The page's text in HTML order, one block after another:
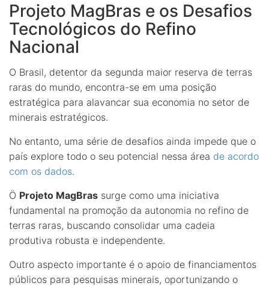
Projeto MagBras e os Desafios
Tecnológicos do Refino
Nacional
O Brasil, detentor da segunda maior reserva de terras
raras do mundo, encontra-se em uma posição
estratégica para alavancar sua economia no setor de
minerais estratégicos.
No entanto, uma série de desafios ainda impede que o
país explore todo o seu potencial nessa área de acordo
com os dados.
Ö Projeto MagBras surge como uma iniciativa
fundamental na promoção da autonomia no refino de
terras raras, buscando consolidar uma cadeia
produtiva robusta e independente.
Outro aspecto importante é o apoio de financiamentos
públicos para pesquisas minerais, oportunizando o